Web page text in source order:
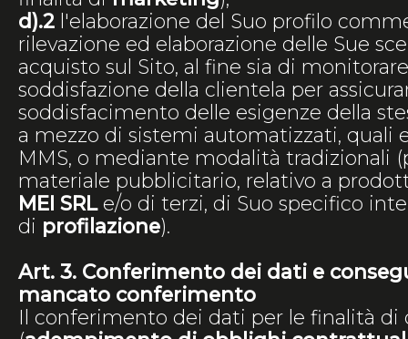
d).2 l'elaborazione del Suo profilo
rilevazione ed elaborazione delle Sue
acquisto sul Sito, al fine sia di
soddisfazione della clientela per
soddisfacimento delle esigenze della
a mezzo di sistemi automatizzati, quali
MMS, o mediante modalità tradizionali
materiale pubblicitario, relativo a
MEI SRLe/o di terzi, di Suo specifico
di profilazione).
Art. 3. Conferimento dei dati e
mancato conferimento
Il conferimento dei dati per le finalità di